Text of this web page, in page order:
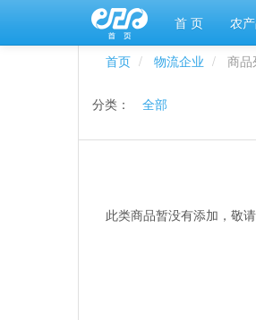
首 页 农
首页 物流企业 商品
分类： 全部
此类商品暂没有添加，敬